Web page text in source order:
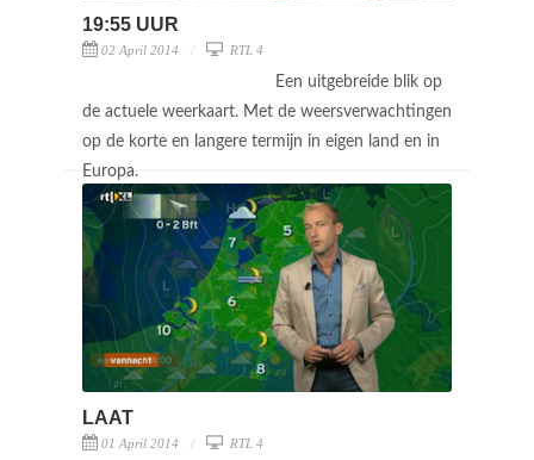
19:55 UUR
02 April 2014 RTL 4
Een uitgebreide blik op
de actuele weerkaart. Met de weersverwachtingen
op de korte en langere termijn in eigen land en in
Europa.
LAAT
01 April 2014 RTL 4